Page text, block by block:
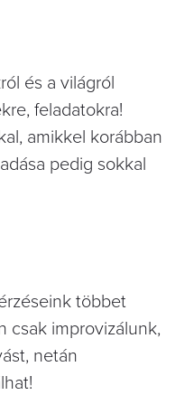
és a világról
feladatokra!
amikkel korábban
pedig sokkal
többet
csak improvizálunk,
netán